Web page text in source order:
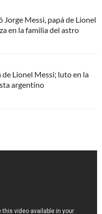
Jorge Messi, papá de Lionel
en la familia del astro
Lionel Messi; luto en la
argentino